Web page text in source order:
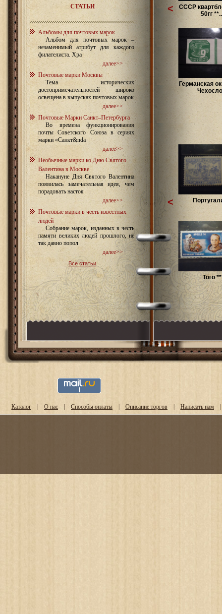
СТАТЬИ
Альбомы для почтовых марок
Альбом для почтовых марок –
незаменимый атрибут для каждого
филателиста. Хра
далее>>
Почтовые марки Москвы
Тема исторических
достопримечательностей широко
освещена в выпусках почтовых марок
далее>>
Почтовые Марки Санкт–Петербурга
Во времена функционирования
почты Советского Союза в сериях
марки «Санкт&nda
далее>>
Необычные марки ко Дню Святого
Валентина в Москве
Накануне Дня Святого Валентина
появилась замечательная идея, чем
порадовать настоя
далее>>
Почтовые марки в честь известных
людей
Собрание марок, изданных в честь
памяти великих людей прошлого, не
так давно попол
далее>>
Все статьи
CCCР
50гг
Германская
<
Того **
<
Каталог | О нас | Способы оплаты | Описание торгов | Написать нам |